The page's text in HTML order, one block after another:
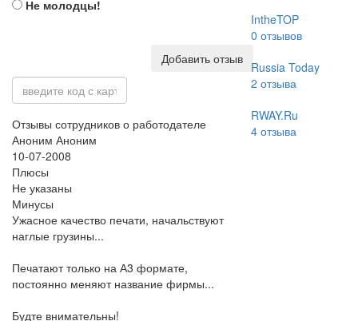
Не молодцы!
Добавить отзыв
Отзывы сотрудников о работодателе
Аноним Аноним
10-07-2008
Плюсы
Не указаны
Минусы
Ужасное качество печати, начальствуют
наглые грузины...
Печатают только на А3 формате,
постоянно меняют название фирмы...
Будте внимательны!
IntheTOP
0 отзывов
Russia Today
2 отзыва
RWAY.Ru
4отзыва